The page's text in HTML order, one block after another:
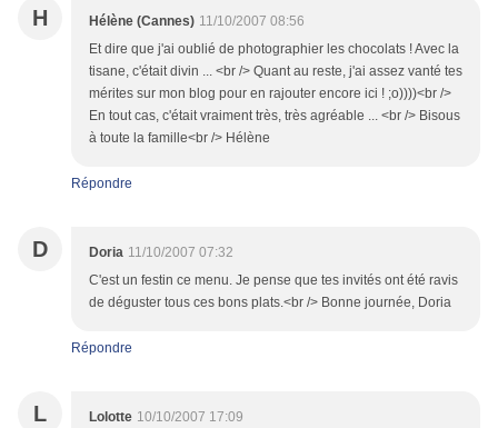
H Hélène (Cannes) 11/10/2007 08:56
Et dire que j'ai oublié de photographier les chocolats ! Avec la
tisane, c'était divin ... <br /> Quant au reste, j'ai assez vanté tes
mérites sur mon blog pour en rajouter encore ici ! ;o))))<br />
En tout cas, c'était vraiment très, très agréable ... <br /> Bisous
à toute la famille<br /> Hélène
Répondre
D Doria 11/10/2007 07:32
C'est un festin ce menu. Je pense que tes invités ont été ravis
de déguster tous ces bons plats.<br /> Bonne journée, Doria
Répondre
L Lolotte 10/10/2007 17:09